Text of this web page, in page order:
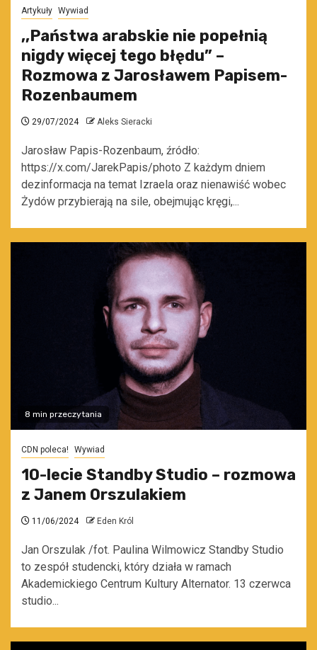
Artykuły Wywiad
,,Państwa arabskie nie popełnią
nigdy więcej tego błędu” –
Rozmowa z Jarosławem Papisem-
Rozenbaumem
29/07/2024 Aleks Sieracki
Jarosław Papis-Rozenbaum, źródło:
https://x.com/JarekPapis/photo Z każdym dniem
dezinformacja na temat Izraela oraz nienawiść wobec
Żydów przybierają na sile, obejmując kręgi,...
8 min przeczytania
CDN poleca! Wywiad
10-lecie Standby Studio – rozmowa
z Janem Orszulakiem
11/06/2024 Eden Król
Jan Orszulak /fot. Paulina Wilmowicz Standby Studio
to zespół studencki, który działa w ramach
Akademickiego Centrum Kultury Alternator. 13 czerwca
studio...